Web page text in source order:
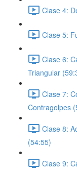
Clase 4:
Clase 5:
Clase 6:
Triangular
Clase 7:
Contragolpes
Clase 8:
(54:55)
Clase 9: